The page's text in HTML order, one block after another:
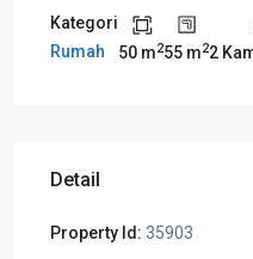
Kategori
Rumah
50 m255 m22
Detail
Property Id: 35903